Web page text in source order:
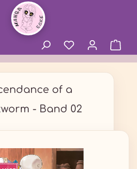
of a
- Band 02